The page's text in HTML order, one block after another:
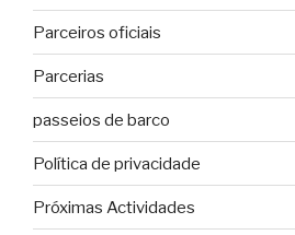
Parceiros oficiais
Parcerias
passeios de barco
Política de privacidade
Próximas Actividades